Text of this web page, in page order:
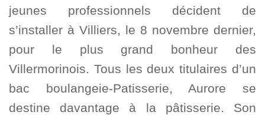
jeunes professionnels décident de
s’installer à Villiers, le 8 novembre dernier,
pour le plus grand bonheur des
Villermorinois. Tous les deux titulaires d’un
bac boulangeie-Patisserie, Aurore se
destine davantage à la pâtisserie. Son